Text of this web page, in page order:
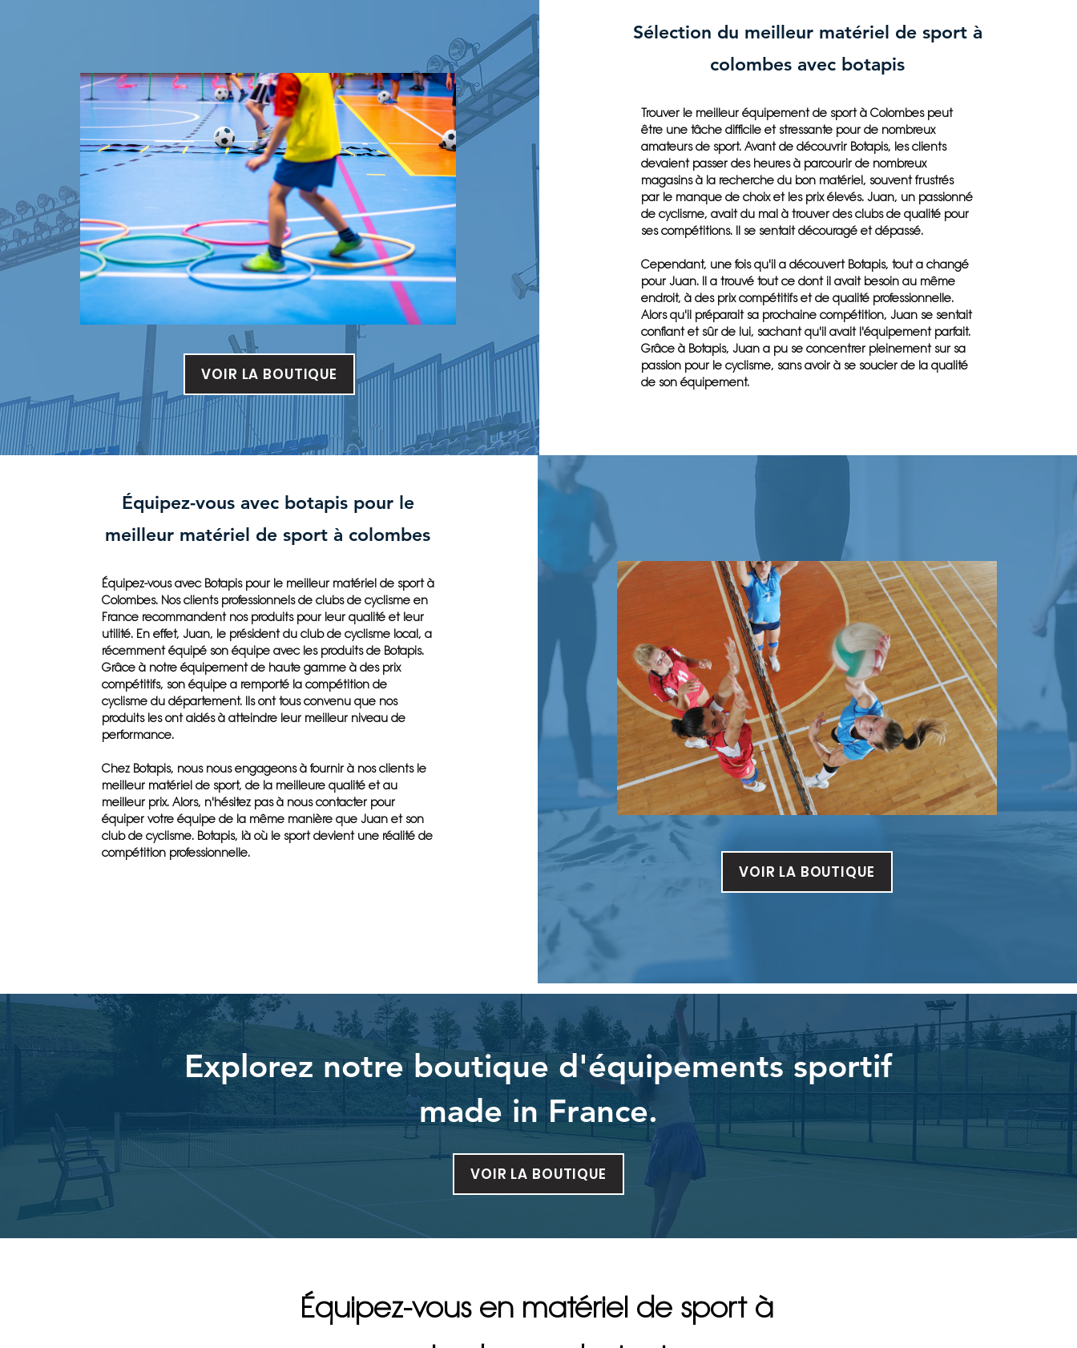
VOIR LA BOUTIQUE
Sélection du meilleur matériel de sport à
colombes avec botapis
Trouver le meilleur équipement de sport à Colombes peut
être une tâche difficile et stressante pour de nombreux
amateurs de sport. Avant de découvrir Botapis, les clients
devaient passer des heures à parcourir de nombreux
magasins à la recherche du bon matériel, souvent frustrés
par le manque de choix et les prix élevés. Juan, un passionné
de cyclisme, avait du mal à trouver des clubs de qualité pour
ses compétitions. Il se sentait découragé et dépassé.
Cependant, une fois qu'il a découvert Botapis, tout a changé
pour Juan. Il a trouvé tout ce dont il avait besoin au même
endroit, à des prix compétitifs et de qualité professionnelle.
Alors qu'il préparait sa prochaine compétition, Juan se sentait
confiant et sûr de lui, sachant qu'il avait l'équipement parfait.
Grâce à Botapis, Juan a pu se concentrer pleinement sur sa
passion pour le cyclisme, sans avoir à se soucier de la qualité
de son équipement.
Équipez-vous avec botapis pour le
meilleur matériel de sport à colombes
Équipez-vous avec Botapis pour le meilleur matériel de sport à
Colombes. Nos clients professionnels de clubs de cyclisme en
France recommandent nos produits pour leur qualité et leur
utilité. En effet, Juan, le président du club de cyclisme local, a
récemment équipé son équipe avec les produits de Botapis.
Grâce à notre équipement de haute gamme à des prix
compétitifs, son équipe a remporté la compétition de
cyclisme du département. Ils ont tous convenu que nos
produits les ont aidés à atteindre leur meilleur niveau de
performance.
Chez Botapis, nous nous engageons à fournir à nos clients le
meilleur matériel de sport, de la meilleure qualité et au
meilleur prix. Alors, n'hésitez pas à nous contacter pour
équiper votre équipe de la même manière que Juan et son
club de cyclisme. Botapis, là où le sport devient une réalité de
compétition professionnelle.
VOIR LA BOUTIQUE
Explorez notre boutique d'équipements sportif
made in France.
VOIR LA BOUTIQUE
Équipez-vous en matériel de sport à